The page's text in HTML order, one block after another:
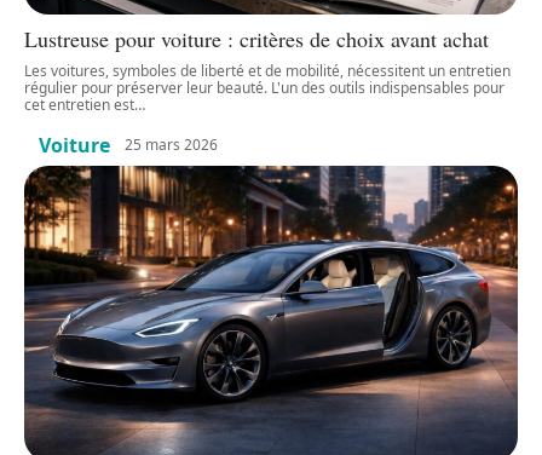
Lustreuse pour voiture : critères de choix avant achat
Les voitures, symboles de liberté et de mobilité, nécessitent un entretien
régulier pour préserver leur beauté. L'un des outils indispensables pour
cet entretien est…
Voiture 25 mars 2026